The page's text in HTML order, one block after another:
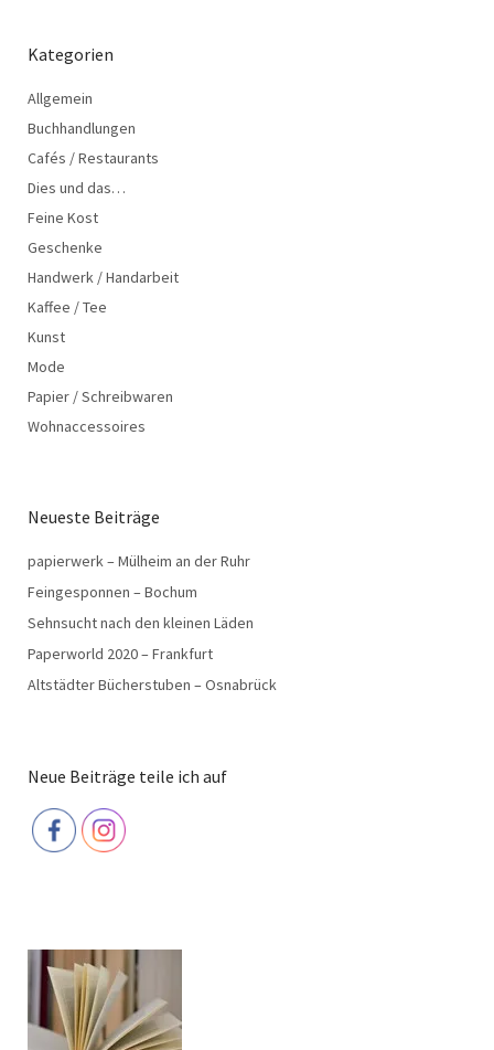
Kategorien
Allgemein
Buchhandlungen
Cafés / Restaurants
Dies und das…
Feine Kost
Geschenke
Handwerk / Handarbeit
Kaffee / Tee
Kunst
Mode
Papier / Schreibwaren
Wohnaccessoires
Neueste Beiträge
papierwerk – Mülheim an der Ruhr
Feingesponnen – Bochum
Sehnsucht nach den kleinen Läden
Paperworld 2020 – Frankfurt
Altstädter Bücherstuben – Osnabrück
Neue Beiträge teile ich auf